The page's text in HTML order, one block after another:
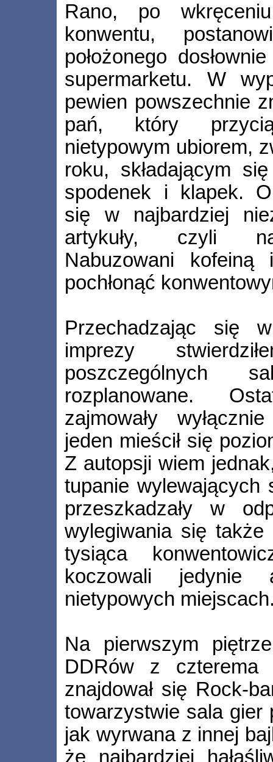
Rano, po
konwentu,
położonego
supermarketu. W
pewien powszechnie
pań, który
nietypowym ubiorem,
roku, składającym
spodenek i klapek.
się w najbardziej
artykuły, czyli
Nabuzowani
pochłonąć
Przechadzając się
imprezy
poszczególnych
rozplanowane.
zajmowały
jeden mieścił się
Z autopsji wiem
tupanie wylewających
przeszkadzały w
wylegiwania się
tysiąca
koczowali jedynie
nietypowych
Na pierwszym
DDRów z czterema
znajdował się
towarzystwie sala gier
jak wyrwana z innej
że najbardziej